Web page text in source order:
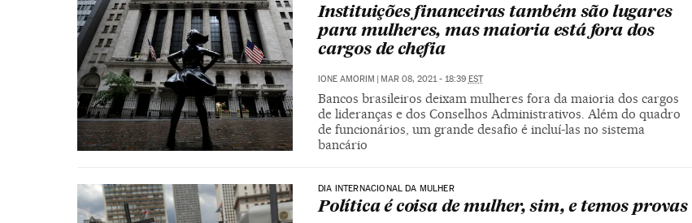
Instituições financeiras também são lugares
para mulheres, mas maioria está fora dos
cargos de chefia
IONE AMORIM | MAR 08, 2021 - 18:39 EST
Bancos brasileiros deixam mulheres fora da maioria dos cargos
de lideranças e dos Conselhos Administrativos. Além do quadro
de funcionários, um grande desafio é incluí-las no sistema
bancário
DIA INTERNACIONAL DA MULHER
Política é coisa de mulher, sim, e temos provas